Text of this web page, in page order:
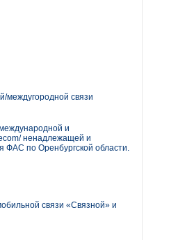
междугородной связи
и
ненадлежащей и
ФАС по Оренбургской области.
связи «Связной» и